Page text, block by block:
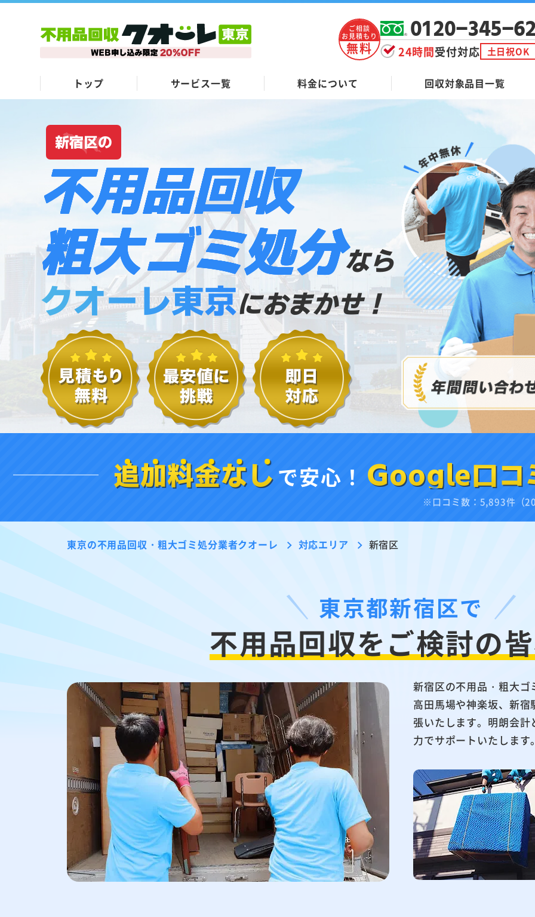
ご相談
お見積もり
無料
0120-345-
24時間受付対応 土日祝OK
トップ サービス一覧 料金について 回収対象品目一覧
新宿区の
不用品回収
粗大ゴミ処分なら
クオーレ東京におまかせ！
追加料金なし で安心！ Google口
※口コミ数：5,893件（
東京の不用品回収・粗大ゴミ処分業者クオーレ 対応エリア 新宿区
東京都新宿区で
不用品回収をご検討の
新宿区の不用品・粗大
高田馬場や神楽坂、新
張いたします。明朗会
力でサポートいたします